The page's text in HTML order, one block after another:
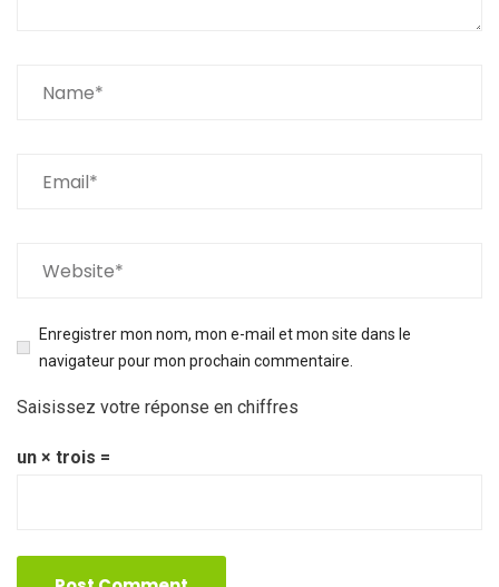
Enregistrer mon nom, mon e-mail et mon site dans le
navigateur pour mon prochain commentaire.
Saisissez votre réponse en chiffres
un × trois =